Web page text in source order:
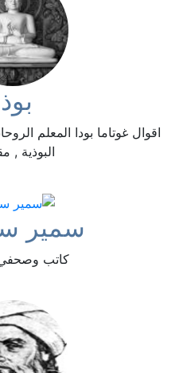
اقوال غوتاما بودا المعلم
البوذية ,
سمير
كاتب